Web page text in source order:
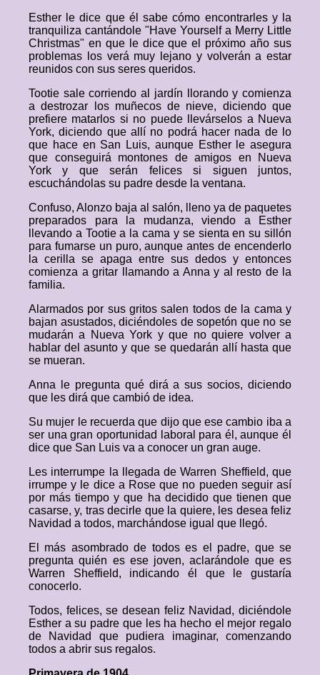
Esther le dice que él sabe cómo encontrarles y la
tranquiliza cantándole "Have Yourself a Merry Little
Christmas" en que le dice que el próximo año sus
problemas los verá muy lejano y volverán a estar
reunidos con sus seres queridos.
Tootie sale corriendo al jardín llorando y comienza
a destrozar los muñecos de nieve, diciendo que
prefiere matarlos si no puede llevárselos a Nueva
York, diciendo que allí no podrá hacer nada de lo
que hace en San Luis, aunque Esther le asegura
que conseguirá montones de amigos en Nueva
York y que serán felices si siguen juntos,
escuchándolas su padre desde la ventana.
Confuso, Alonzo baja al salón, lleno ya de paquetes
preparados para la mudanza, viendo a Esther
llevando a Tootie a la cama y se sienta en su sillón
para fumarse un puro, aunque antes de encenderlo
la cerilla se apaga entre sus dedos y entonces
comienza a gritar llamando a Anna y al resto de la
familia.
Alarmados por sus gritos salen todos de la cama y
bajan asustados, diciéndoles de sopetón que no se
mudarán a Nueva York y que no quiere volver a
hablar del asunto y que se quedarán allí hasta que
se mueran.
Anna le pregunta qué dirá a sus socios, diciendo
que les dirá que cambió de idea.
Su mujer le recuerda que dijo que ese cambio iba a
ser una gran oportunidad laboral para él, aunque él
dice que San Luis va a conocer un gran auge.
Les interrumpe la llegada de Warren Sheffield, que
irrumpe y le dice a Rose que no pueden seguir así
por más tiempo y que ha decidido que tienen que
casarse, y, tras decirle que la quiere, les desea feliz
Navidad a todos, marchándose igual que llegó.
El más asombrado de todos es el padre, que se
pregunta quién es ese joven, aclarándole que es
Warren Sheffield, indicando él que le gustaría
conocerlo.
Todos, felices, se desean feliz Navidad, diciéndole
Esther a su padre que les ha hecho el mejor regalo
de Navidad que pudiera imaginar, comenzando
todos a abrir sus regalos.